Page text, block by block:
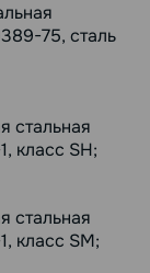
75, сталь
стальная
класс SH;
стальная
класс SM;